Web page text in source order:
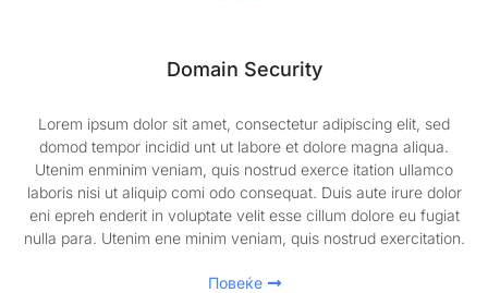
Domain Security
Lorem ipsum dolor sit amet, consectetur adipiscing elit, sed
domod tempor incidid unt ut labore et dolore magna aliqua.
Utenim enminim veniam, quis nostrud exerce itation ullamco
laboris nisi ut aliquip comi odo consequat. Duis aute irure dolor
eni epreh enderit in voluptate velit esse cillum dolore eu fugiat
nulla para. Utenim ene minim veniam, quis nostrud exercitation.
Повеќе